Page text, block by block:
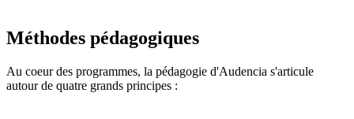
Méthodes pédagogiques
Au coeur des programmes, la pédagogie d'Audencia s'articule
autour de quatre grands principes :